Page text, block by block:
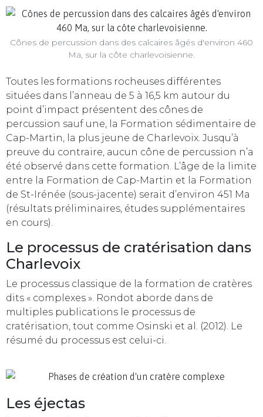
Cônes de percussion dans des calcaires âgés d'environ 460
Ma, sur la côte charlevoisienne.
Toutes les formations rocheuses différentes
situées dans l’anneau de 5 à 16,5 km autour du
point d’impact présentent des cônes de
percussion sauf une, la Formation sédimentaire de
Cap-Martin, la plus jeune de Charlevoix. Jusqu’à
preuve du contraire, aucun cône de percussion n’a
été observé dans cette formation. L’âge de la limite
entre la Formation de Cap-Martin et la Formation
de St-Irénée (sous-jacente) serait d’environ 451 Ma
(résultats préliminaires, études supplémentaires
en cours).
Le processus de cratérisation dans
Charlevoix
Le processus classique de la formation de cratères
dits « complexes ». Rondot aborde dans de
multiples publications le processus de
cratérisation, tout comme Osinski et al. (2012). Le
résumé du processus est celui-ci.
Les éjectas